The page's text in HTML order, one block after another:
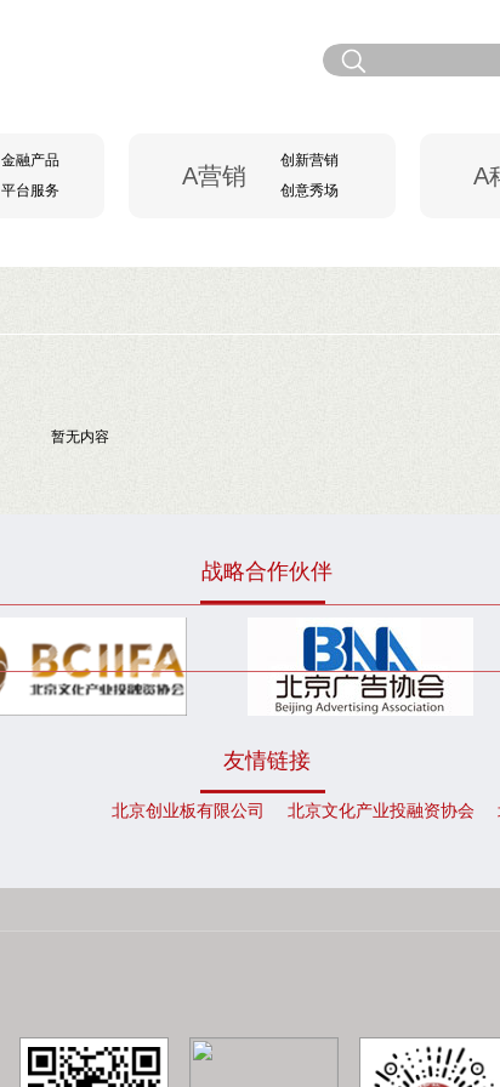
金融产品
平台服务
A营销
创新营销
创意秀场
A
暂无内容
战略合作伙伴
友情链接
北京创业板有限公司 北京文化产业投融资协会